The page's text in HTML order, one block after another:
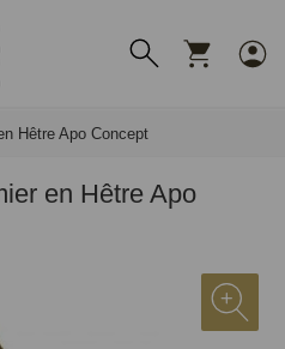
Hêtre Apo Concept
en Hêtre Apo